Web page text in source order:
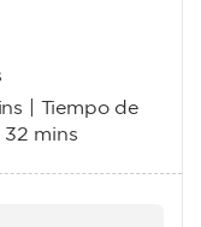
| Tiempo de
32 mins